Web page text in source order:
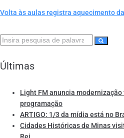
Volta às aulas registra aquecimento
Últimas
Light FM anuncia
programação
ARTIGO: 1/3 da mídia está no
Cidades Históricas de Minas